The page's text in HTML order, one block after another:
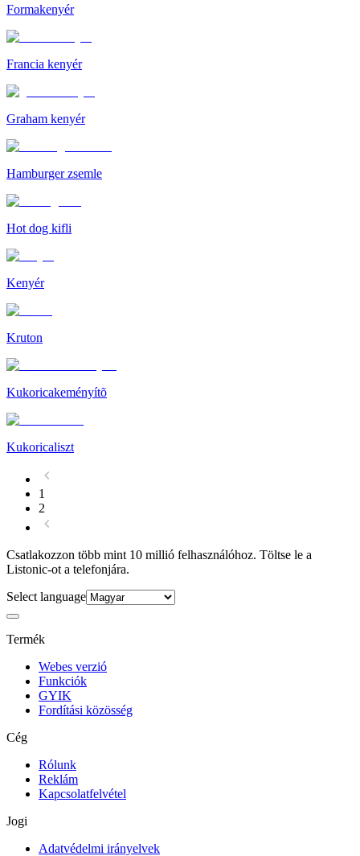
Formakenyér
Francia kenyér
Graham kenyér
Hamburger zsemle
Hot dog kifli
Kenyér
Kruton
Kukoricakeményítõ
Kukoricaliszt
1
2
Csatlakozzon több mint 10 millió felhasználóhoz. Töltse le a
Listonic-ot a telefonjára.
Select language
Termék
Webes verzió
Funkciók
GYIK
Fordítási közösség
Cég
Rólunk
Reklám
Kapcsolatfelvétel
Jogi
Adatvédelmi irányelvek